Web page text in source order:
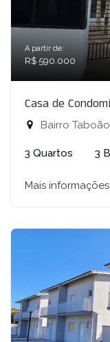
A partir de:
R$ 590.000
Casa de
Bairro
3 Quartos 3
Mais informações